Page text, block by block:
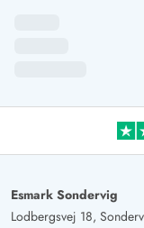
Esmark Sondervig
Lodbergsvej 18,